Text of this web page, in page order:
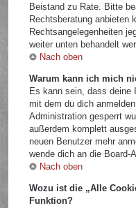
Beistand zu Rate. Bitte
Rechtsberatung anbieten
Rechtsangelegenheiten
weiter unten behandelt
Nach oben
Warum kann ich mich
Es kann sein, dass deine
mit dem du dich
Administration gesperrt
außerdem komplett
neuen Benutzer mehr
wende dich an die Board-
Nach oben
Wozu ist die „Alle
Funktion?